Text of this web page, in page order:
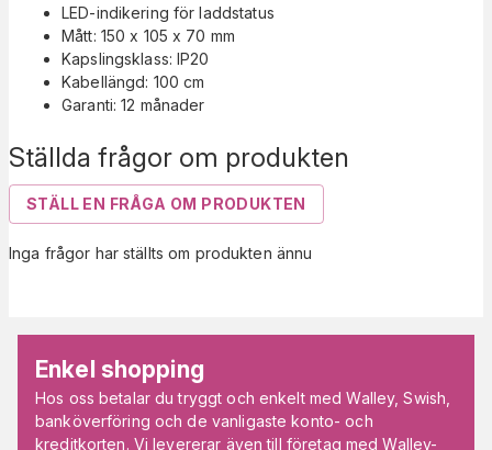
Ställda frågor om produkten
STÄLL EN FRÅGA OM PRODUKTEN
Inga frågor har ställts om produkten ännu
LED-indikering för laddstatus
Mått: 150 x 105 x 70 mm
Kapslingsklass: IP20
Kabellängd: 100 cm
Garanti: 12 månader
Enkel shopping
Hos oss betalar du tryggt och enkelt med Walley, Swish,
banköverföring och de vanligaste konto- och
kreditkorten. Vi levererar även till företag med Walley-